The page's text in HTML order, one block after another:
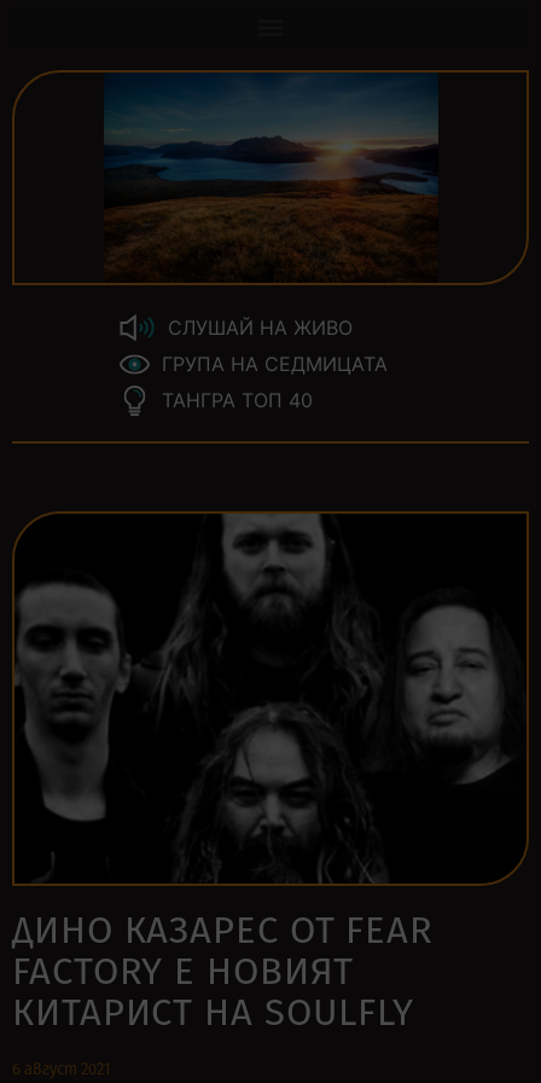
СЛУШАЙ НА ЖИВО
ГРУПА НА СЕДМИЦАТА
ТАНГРА ТОП 40
ДИНО КАЗАРЕС ОТ FEAR
FACTORY Е НОВИЯТ
КИТАРИСТ НА SOULFLY
6 август 2021